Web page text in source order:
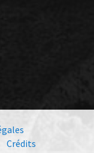
Crédits